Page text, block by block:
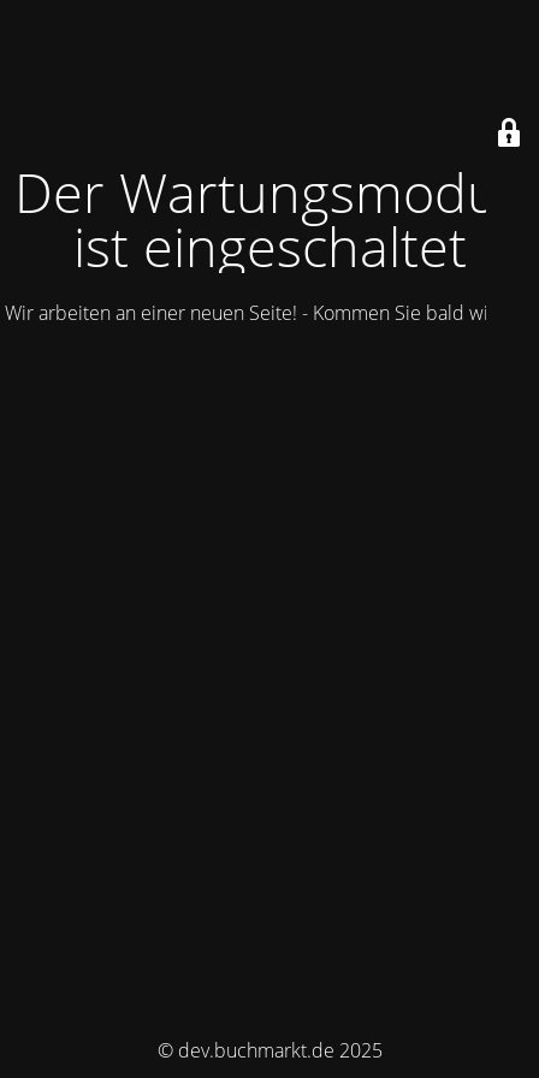
Der Wartungsmodus
ist eingeschaltet
Wir arbeiten an einer neuen Seite! - Kommen Sie bald wieder.
© dev.buchmarkt.de 2025